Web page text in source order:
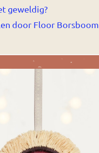
geweldig?
door Floor Borsboom